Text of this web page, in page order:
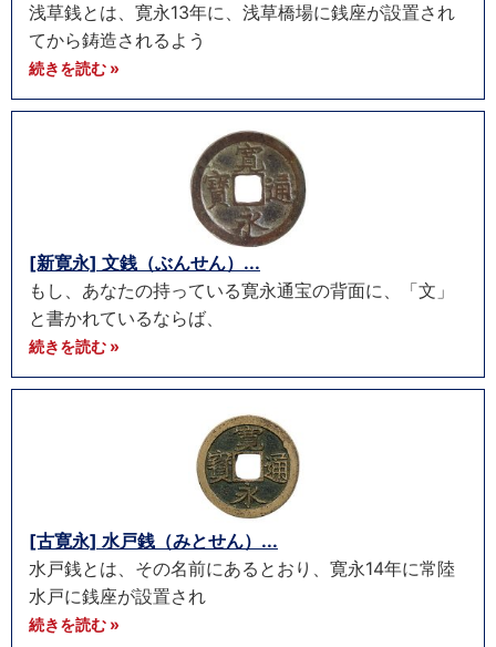
浅草銭とは、寛永13年に、浅草橋場に銭座が設置され
てから鋳造されるよう
続きを読む »
[新寛永] 文銭（ぶんせん）...
もし、あなたの持っている寛永通宝の背面に、「文」
と書かれているならば、
続きを読む »
[古寛永] 水戸銭（みとせん）...
水戸銭とは、その名前にあるとおり、寛永14年に常陸
水戸に銭座が設置され
続きを読む »